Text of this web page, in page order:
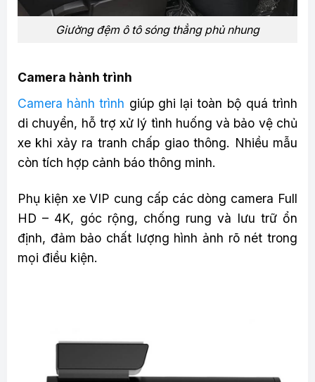
Giường đệm ô tô sóng thẳng phủ nhung
Camera hành trình
Camera hành trình giúp ghi lại toàn bộ quá trình
di chuyển, hỗ trợ xử lý tình huống và bảo vệ chủ
xe khi xảy ra tranh chấp giao thông. Nhiều mẫu
còn tích hợp cảnh báo thông minh.
Phụ kiện xe VIP cung cấp các dòng camera Full
HD – 4K, góc rộng, chống rung và lưu trữ ổn
định, đảm bảo chất lượng hình ảnh rõ nét trong
mọi điều kiện.